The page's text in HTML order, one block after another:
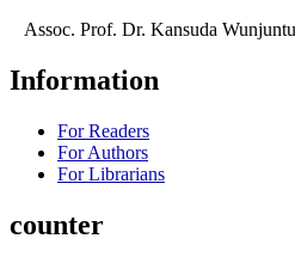
Assoc. Prof. Dr. Kansuda
Information
For Readers
For Authors
For Librarians
counter